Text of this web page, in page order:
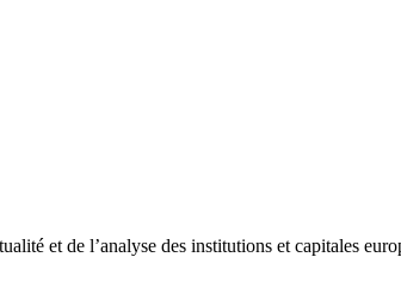
et de l’analyse des institutions et capitales